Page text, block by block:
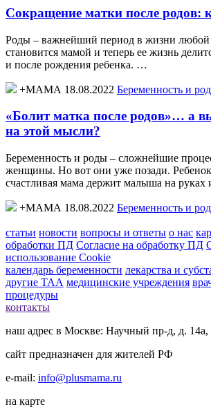
Сокращение матки после родов:
Роды – важнейший период в жизни
становится мамой и теперь ее жизнь
и после рождения ребенка. …
+МАМА 18.08.2022 Беременность и
«Болит матка после родов»… а
на этой мысли?
Беременность и роды – сложнейшие
женщины. Но вот они уже позади.
счастливая мама держит малыша на
+МАМА 18.08.2022 Беременность и
статьи новости вопросы и ответы о нас
обработки ПД Согласие на обработку ПД
использование Cookie
календарь беременности лекарства и
другие ТАА медицинские учреждения
процедуры
контакты
наш адрес в Москве: Научный пр-д, д. 14а,
сайт предназначен для жителей РФ
e-mail: info@plusmama.ru
на карте